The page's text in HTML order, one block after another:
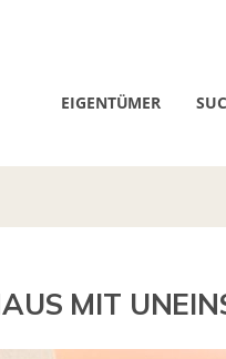
EIGENTÜMER
MIT